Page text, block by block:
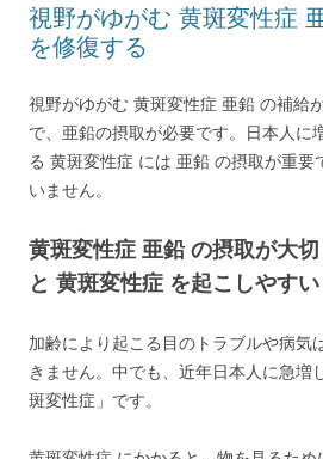
視野がゆがむ 黄斑変性症
を修復する
視野がゆがむ 黄斑変性症 亜鉛 の補給
で、亜鉛の摂取が必要です。日本人に
る 黄斑変性症 には 亜鉛 の摂取が重要
いません。
黄斑変性症 亜鉛 の摂取が大
と 黄斑変性症 を起こしやすい
加齢により起こる目のトラブルや病気
きません。中でも、近年日本人に急増
斑変性症」です。